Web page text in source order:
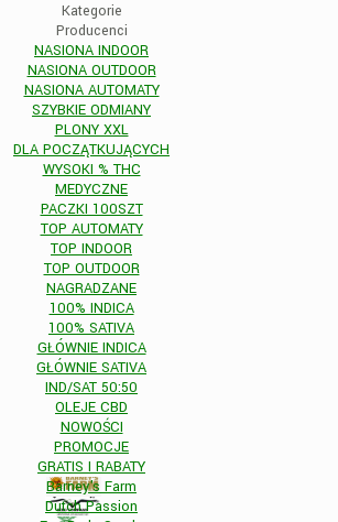
Kategorie
Producenci
NASIONA INDOOR
NASIONA OUTDOOR
NASIONA AUTOMATY
SZYBKIE ODMIANY
PLONY XXL
DLA POCZĄTKUJĄCYCH
WYSOKI % THC
MEDYCZNE
PACZKI 100SZT
TOP AUTOMATY
TOP INDOOR
TOP OUTDOOR
NAGRADZANE
100% INDICA
100% SATIVA
GŁÓWNIE INDICA
GŁÓWNIE SATIVA
IND/SAT 50:50
OLEJE CBD
NOWOŚCI
PROMOCJE
GRATIS I RABATY
Barney's Farm
Dutch Passion